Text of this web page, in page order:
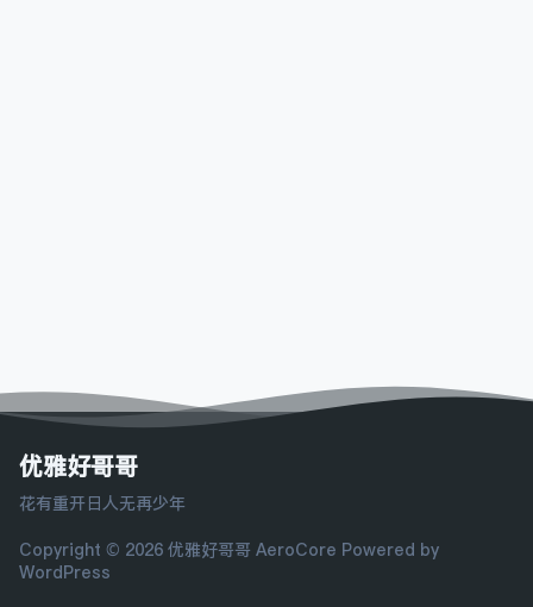
优雅好哥哥
花有重开日人无再少年
Copyright © 2026 优雅好哥哥 AeroCore Powered by
WordPress